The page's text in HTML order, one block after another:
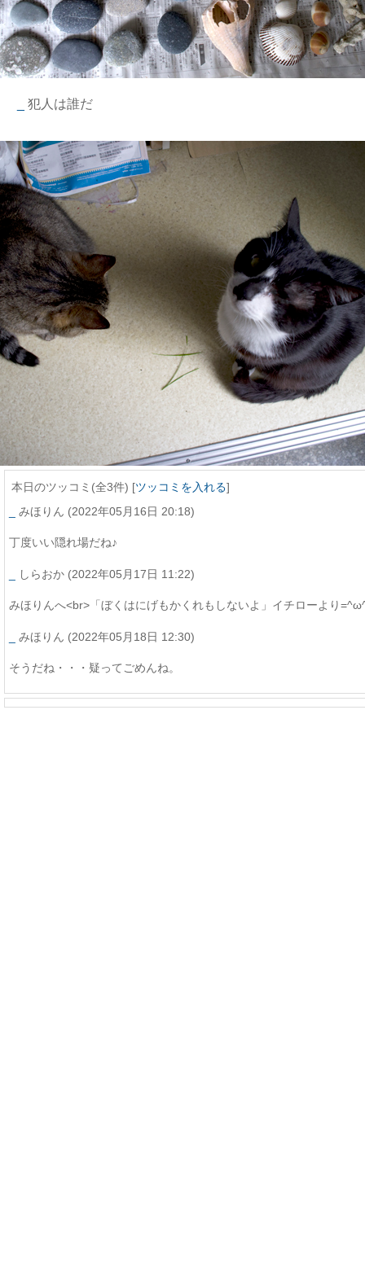
犯人は誰だ
本日のツッコミ(全3件) [ツッコミを入れる]
みほりん (2022年05月16日 20:18)
丁度いい隠れ場だね♪
しらおか (2022年05月17日 11:22)
みほりんへ<br>「ぼくはにげもかくれもしないよ」イチローより
みほりん (2022年05月18日 12:30)
そうだね・・・疑ってごめんね。